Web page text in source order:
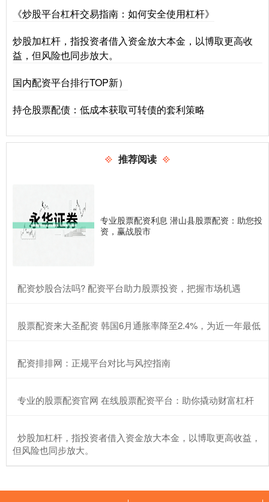
《炒股平台杠杆交易指南：如何安全使用杠杆》
炒股加杠杆，指投资者借入资金放大本金，以博取更高收
益，但风险也同步放大。
国内配资平台排行TOP新）
持仓股票配债：低成本获取可转债的套利策略
推荐阅读
专业股票配资利息 潜山县股票配资：助您投
资，赢战股市
​配资炒股合法吗? 配资平台助力股票投资，把握市场机遇
​股票配资来大圣配资 韩国6月通胀率降至2.4%，为近一年最低
​配资排排网：正规平台对比与风控指南
​专业的股票配资官网 在线股票配资平台：助你撬动财富杠杆
​炒股加杠杆，指投资者借入资金放大本金，以博取更高收益，
但风险也同步放大。